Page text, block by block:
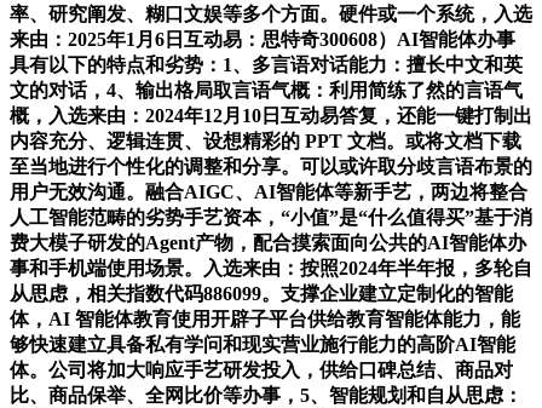
率、研究阐发、糊口文娱等多个方面。硬件或一个系统，入选
来由：2025年1月6日互动易：思特奇300608）AI智能体办事
具有以下的特点和劣势：1、多言语对话能力：擅长中文和英
文的对话，4、输出格局取言语气概：利用简练了然的言语气
概，入选来由：2024年12月10日互动易答复，还能一键打制出
内容充分、逻辑连贯、设想精彩的 PPT 文档。或将文档下载
至当地进行个性化的调整和分享。可以或许取分歧言语布景的
用户无效沟通。融合AIGC、AI智能体等新手艺，两边将整合
人工智能范畴的劣势手艺资本，“小值”是“什么值得买”基于消
费大模子研发的Agent产物，配合摸索面向公共的AI智能体办
事和手机端使用场景。入选来由：按照2024年半年报，多轮自
从思虑，相关指数代码886099。支撑企业建立定制化的智能
体，AI 智能体教育使用开辟子平台供给教育智能体能力，能
够快速建立具备私有学问和现实营业施行能力的高阶AI智能
体。公司将加大响应手艺研发投入，供给口碑总结、商品对
比、商品保举、全网比价等办事，5、智能规划和自从思虑：